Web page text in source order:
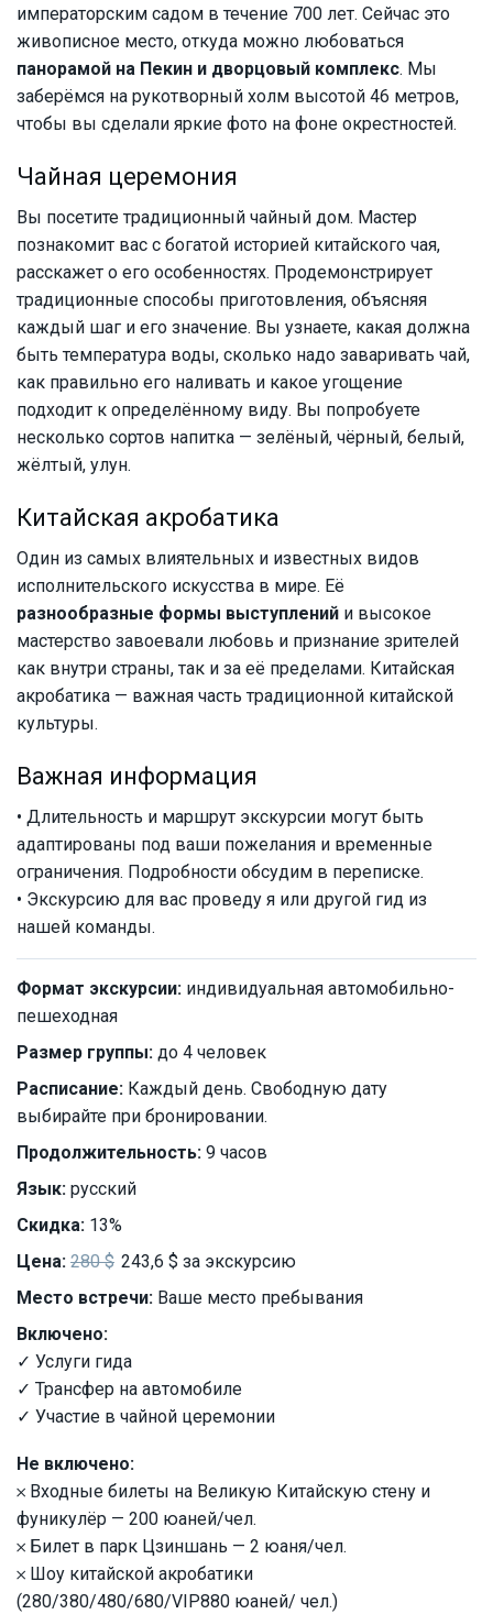
императорским садом в течение 700 лет. Сейчас это
живописное место, откуда можно любоваться
панорамой на Пекин и дворцовый комплекс. Мы
заберёмся на рукотворный холм высотой 46 метров,
чтобы вы сделали яркие фото на фоне окрестностей.
Чайная церемония
Вы посетите традиционный чайный дом. Мастер
познакомит вас с богатой историей китайского чая,
расскажет о его особенностях. Продемонстрирует
традиционные способы приготовления, объясняя
каждый шаг и его значение. Вы узнаете, какая должна
быть температура воды, сколько надо заваривать чай,
как правильно его наливать и какое угощение
подходит к определённому виду. Вы попробуете
несколько сортов напитка — зелёный, чёрный, белый,
жёлтый, улун.
Китайская акробатика
Один из самых влиятельных и известных видов
исполнительского искусства в мире. Её
разнообразные формы выступлений и высокое
мастерство завоевали любовь и признание зрителей
как внутри страны, так и за её пределами. Китайская
акробатика — важная часть традиционной китайской
культуры.
Важная информация
• Длительность и маршрут экскурсии могут быть
адаптированы под ваши пожелания и временные
ограничения. Подробности обсудим в переписке.
• Экскурсию для вас проведу я или другой гид из
нашей команды.
Формат экскурсии: индивидуальная автомобильно-
пешеходная
Размер группы: до 4 человек
Расписание: Каждый день. Свободную дату
выбирайте при бронировании.
Продолжительность: 9 часов
Язык: русский
Скидка: 13%
Цена: 280 $ 243,6 $ за экскурсию
Место встречи: Ваше место пребывания
Включено:
✓ Услуги гида
✓ Трансфер на автомобиле
✓ Участие в чайной церемонии
Не включено:
𐄂 Входные билеты на Великую Китайскую стену и
фуникулёр — 200 юаней/чел.
𐄂 Билет в парк Цзиншань — 2 юаня/чел.
𐄂 Шоу китайской акробатики
(280/380/480/680/VIP880 юаней/ чел.)